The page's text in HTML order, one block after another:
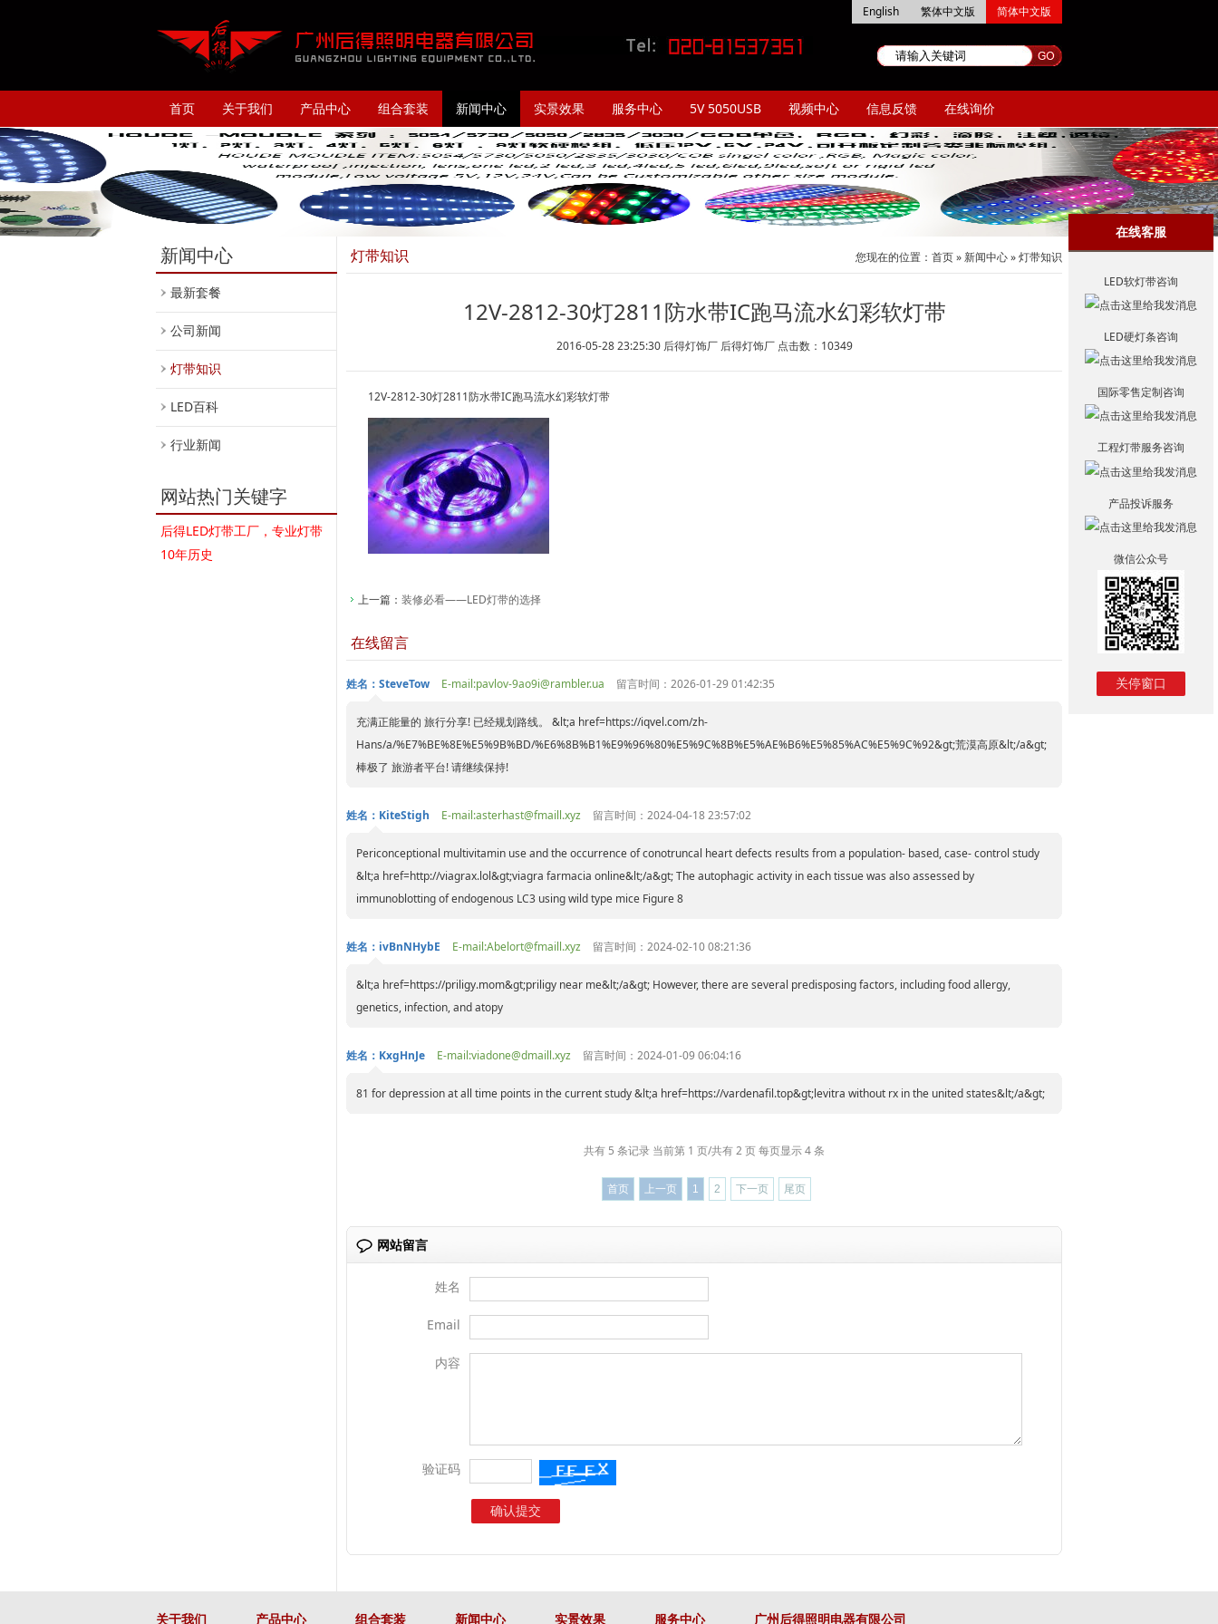
简体中文版
繁体中文版
English
首页 关于我们 产品中心 组合套装 新闻中心 实景效果 服务中心 5V 5050USB 视频中心 信息反馈 在线询价
新闻中心
最新套餐
公司新闻
灯带知识
LED百科
行业新闻
网站热门关键字
后得LED灯带工厂，专业灯带
10年历史
灯带知识 您现在的位置： 首页» 新闻中心»灯带知识
12V-2812-30灯2811防水带IC跑马流水幻彩软灯带
2016-05-28 23:25:30 后得灯饰厂 后得灯饰厂 点击数： 10349
12V-2812-30灯2811防水带IC跑马流水幻彩软灯带
上一篇： 装修必看——LED灯带的选择
在线留言
姓名：SteveTow E-mail:pavlov-9ao9i@rambler.ua 留言时间：2026-01-29 01:42:35
充满正能量的 旅行分享! 已经规划路线。 &lt;a href=https://iqvel.com/zh-
Hans/a/%E7%BE%8E%E5%9B%BD/%E6%8B%B1%E9%96%80%E5%9C%8B%E5%AE%B6%E5%85%AC%E5%9C%92&gt;荒漠高原&lt;/a&gt;
棒极了 旅游者平台! 请继续保持!
姓名：KiteStigh E-mail:asterhast@fmaill.xyz 留言时间：2024-04-18 23:57:02
Periconceptional multivitamin use and the occurrence of conotruncal heart defects results from a population- based, case- control study
&lt;a href=http://viagrax.lol&gt;viagra farmacia online&lt;/a&gt; The autophagic activity in each tissue was also assessed by
immunoblotting of endogenous LC3 using wild type mice Figure 8
姓名：ivBnNHybE E-mail:Abelort@fmaill.xyz 留言时间：2024-02-10 08:21:36
&lt;a href=https://priligy.mom&gt;priligy near me&lt;/a&gt; However, there are several predisposing factors, including food allergy,
genetics, infection, and atopy
姓名：KxgHnJe E-mail:viadone@dmaill.xyz 留言时间：2024-01-09 06:04:16
81 for depression at all time points in the current study &lt;a href=https://vardenafil.top&gt;levitra without rx in the united states&lt;/a&gt;
共有 5 条记录 当前第 1 页/共有 2 页 每页显示 4 条
首页 上一页 1 2 下一页 尾页
网站留言
姓名
Email
内容
验证码
关于我们 产品中心 组合套装 新闻中心 实景效果 服务中心 广州后得照明电器有限公司
在线客服
LED软灯带咨询
LED硬灯条咨询
国际零售定制咨询
工程灯带服务咨询
产品投诉服务
微信公众号
关停窗口